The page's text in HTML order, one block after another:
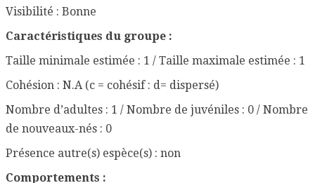
Visibilité : Bonne
Caractéristiques du groupe :
Taille minimale estimée : 1 / Taille maximale estimée : 1
Cohésion : N.A (c = cohésif : d= dispersé)
Nombre d’adultes : 1 / Nombre de juvéniles : 0 / Nombre
de nouveaux-nés : 0
Présence autre(s) espèce(s) : non
Comportements :